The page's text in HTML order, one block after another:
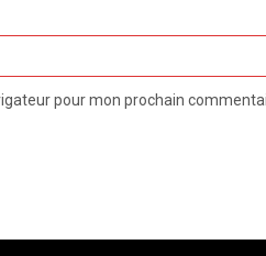
pour mon prochain